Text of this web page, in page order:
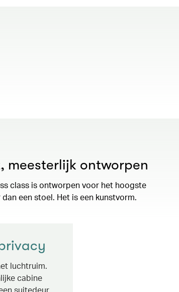
meesterlijk ontworpen
class is ontworpen voor het hoogste
een stoel. Het is een kunstvorm.
luchtruim.
cabine
suitedeur